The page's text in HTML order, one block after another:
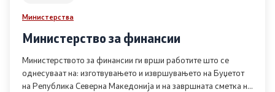
Министерства
Министерство за финансии
Министерството за финансии ги врши работите што се
однесуваат на: изготвувањето и извршувањето на Буџетот
на Република Северна Македонија и на завршната сметка на